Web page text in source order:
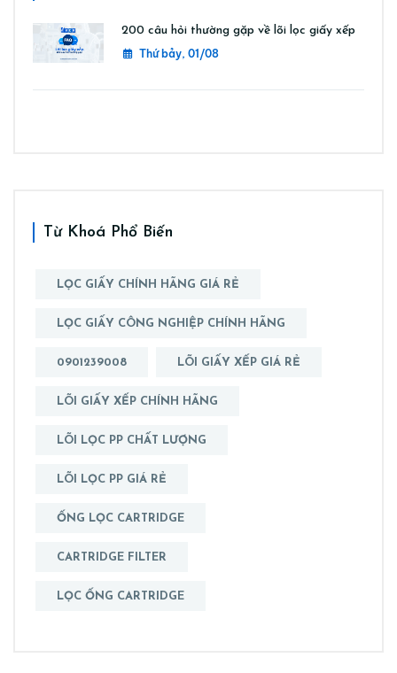
200 câu hỏi thường gặp về lõi lọc giấy xếp
Thứ bảy, 01/08
Từ Khoá Phổ Biến
LỌC GIẤY CHÍNH HÃNG GIÁ RẺ
LỌC GIẤY CÔNG NGHIỆP CHÍNH HÃNG
0901239008 LÕI GIẤY XẾP GIÁ RẺ
LÕI GIẤY XẾP CHÍNH HÃNG
LÕI LỌC PP CHẤT LƯỢNG
LÕI LỌC PP GIÁ RẺ
ỐNG LỌC CARTRIDGE
CARTRIDGE FILTER
LỌC ỐNG CARTRIDGE